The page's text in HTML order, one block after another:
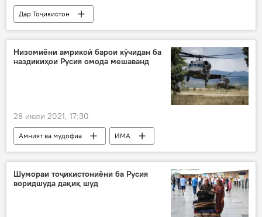
Дар Тоҷикистон
Рӯйдод, ҷиноят ва ҳолатҳои фавқулода
Суд
Низомиёни амрикоӣ барои кӯчидан ба
наздикиҳои Русия омода мешаванд
28 июли 2021, 17:30
Амният ва мудофиа
ИМА
Барак Обама
Доналд Трамп
Ироқ
ДОИШ
Ҷо Байден
Шумораи тоҷикистониёни ба Русия
воридшуда дақиқ шуд